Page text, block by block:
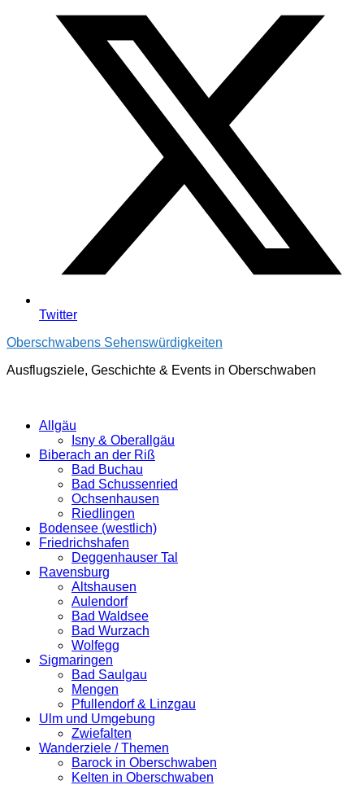
Twitter
Oberschwabens Sehenswürdigkeiten
Ausflugsziele, Geschichte & Events in Oberschwaben
Allgäu
Isny & Oberallgäu
Biberach an der Riß
Bad Buchau
Bad Schussenried
Ochsenhausen
Riedlingen
Bodensee (westlich)
Friedrichshafen
Deggenhauser Tal
Ravensburg
Altshausen
Aulendorf
Bad Waldsee
Bad Wurzach
Wolfegg
Sigmaringen
Bad Saulgau
Mengen
Pfullendorf & Linzgau
Ulm und Umgebung
Zwiefalten
Wanderziele / Themen
Barock in Oberschwaben
Kelten in Oberschwaben